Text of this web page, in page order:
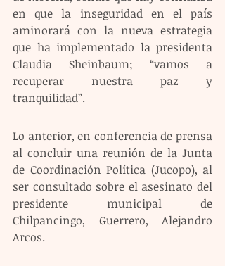
en que la inseguridad en el país
aminorará con la nueva estrategia
que ha implementado la presidenta
Claudia Sheinbaum; “vamos a
recuperar nuestra paz y
tranquilidad”.
Lo anterior, en conferencia de prensa
al concluir una reunión de la Junta
de Coordinación Política (Jucopo), al
ser consultado sobre el asesinato del
presidente municipal de
Chilpancingo, Guerrero, Alejandro
Arcos.